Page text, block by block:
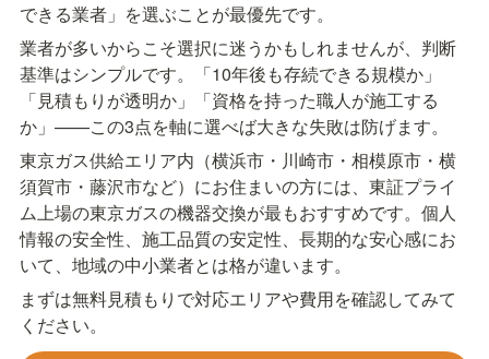
できる業者」を選ぶことが最優先です。
業者が多いからこそ選択に迷うかもしれませんが、判断
基準はシンプルです。「10年後も存続できる規模か」
「見積もりが透明か」「資格を持った職人が施工する
か」——この3点を軸に選べば大きな失敗は防げます。
東京ガス供給エリア内（横浜市・川崎市・相模原市・横
須賀市・藤沢市など）にお住まいの方には、東証プライ
ム上場の東京ガスの機器交換が最もおすすめです。個人
情報の安全性、施工品質の安定性、長期的な安心感にお
いて、地域の中小業者とは格が違います。
まずは無料見積もりで対応エリアや費用を確認してみて
ください。